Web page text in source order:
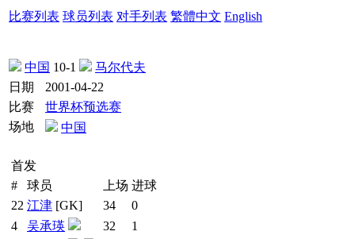
比赛列表 球员列表 对手列表 繁體中文 English
中国 10-1
马尔代夫
日期
2001-04-22
比赛
世界杯预选赛
场地
中国
首发
#
球员 上场 进球
22 江津 [GK] 34
0
4
吴承瑛 32
1